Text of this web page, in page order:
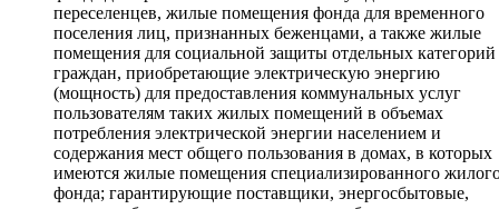
переселенцев, жилые помещения фонда для временного
поселения лиц, признанных беженцами, а также жилые
помещения для социальной защиты отдельных категорий
граждан, приобретающие электрическую энергию
(мощность) для предоставления коммунальных услуг
пользователям таких жилых помещений в объемах
потребления электрической энергии населением и
содержания мест общего пользования в домах, в которых
имеются жилые помещения специализированного
фонда; гарантирующие поставщики, энергосбытовые,